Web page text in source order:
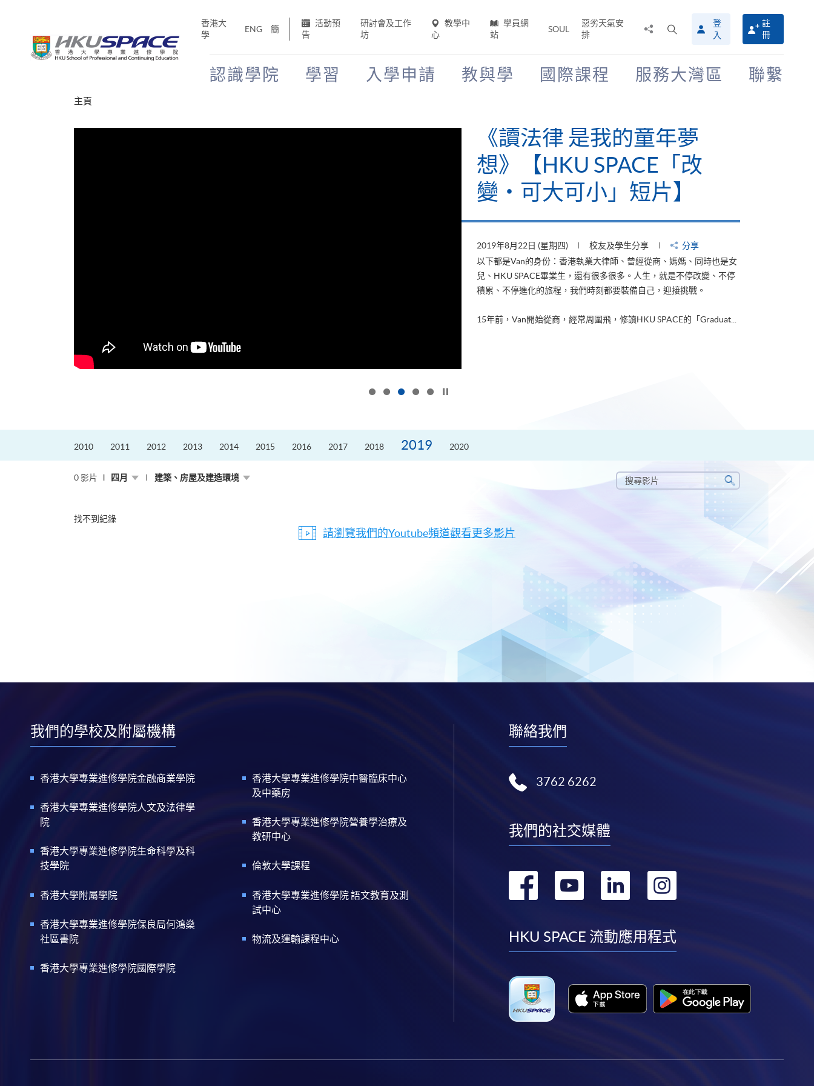
香港大
學
ENG 簡
活動預
告
研討會及工作
坊
教學中
心
學員網
站
SOUL
惡劣天氣安
排
搜
尋
介
登
入
註
冊
認識學院 學習 入學申請 教與學 國際課程 服務大灣區 聯繫
主頁
《讀法律 是我的童年夢
想》【HKU SPACE「改
變‧可大可小」短片】
2019年8月22日 (星期四) 校友及學生分享
分享
以下都是Van的身份：香港執業大律師、曾經從商、媽媽、同時也是女
兒、HKU SPACE畢業生，還有很多很多。人生，就是不停改變、不停
積累、不停進化的旅程，我們時刻都要裝備自己，迎接挑戰。
15年前，Van開始從商，經常周圍飛，修讀HKU SPACE的「Graduat...
2010 2011 2012 2013 2014 2015 2016 2017 2018 2019 2020
0 影片 四月 建築、房屋及建造環境
搜
尋
搜
尋
找不到紀錄
請瀏覽我們的Youtube頻道觀看更多影片
我們的學校及附屬機構
香港大學專業進修學院金融商業學院
香港大學專業進修學院人文及法律學
院
香港大學專業進修學院生命科學及科
技學院
香港大學附屬學院
香港大學專業進修學院保良局何鴻燊
社區書院
香港大學專業進修學院國際學院
香港大學專業進修學院中醫臨床中心
及中藥房
香港大學專業進修學院營養學治療及
教研中心
倫敦大學課程
香港大學專業進修學院 語文教育及測
試中心
物流及運輸課程中心
聯絡我們
3762 6262
我們的社交媒體
轉
facebook
轉
youtube
轉
linkedin
轉
instagram
HKU SPACE 流動應用程式